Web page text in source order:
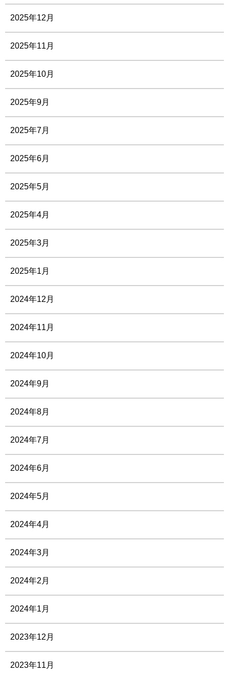
2025年12月
2025年11月
2025年10月
2025年9月
2025年7月
2025年6月
2025年5月
2025年4月
2025年3月
2025年1月
2024年12月
2024年11月
2024年10月
2024年9月
2024年8月
2024年7月
2024年6月
2024年5月
2024年4月
2024年3月
2024年2月
2024年1月
2023年12月
2023年11月